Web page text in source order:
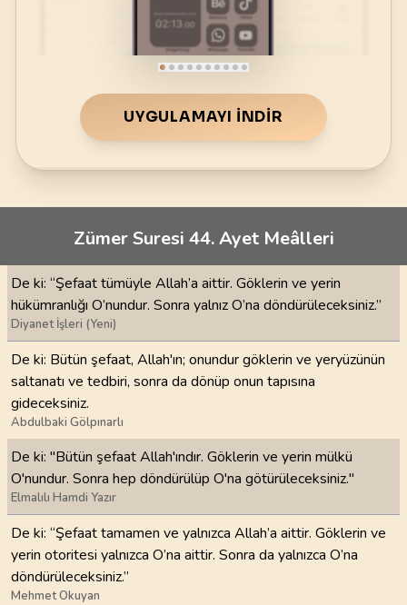
UYGULAMAYI İNDIR
Zümer Suresi 44. Ayet Meâlleri
De ki: “Şefaat tümüyle Allah’a aittir. Göklerin ve yerin
hükümranlığı O’nundur. Sonra yalnız O’na döndürüleceksiniz.”
Diyanet İşleri (Yeni)
De ki: Bütün şefaat, Allah'ın; onundur göklerin ve yeryüzünün
saltanatı ve tedbiri, sonra da dönüp onun tapısına
gideceksiniz.
Abdulbaki Gölpınarlı
De ki: "Bütün şefaat Allah'ındır. Göklerin ve yerin mülkü
O'nundur. Sonra hep döndürülüp O'na götürüleceksiniz."
Elmalılı Hamdi Yazır
De ki: “Şefaat tamamen ve yalnızca Allah’a aittir. Göklerin ve
yerin otoritesi yalnızca O’na aittir. Sonra da yalnızca O’na
döndürüleceksiniz.”
Mehmet Okuyan